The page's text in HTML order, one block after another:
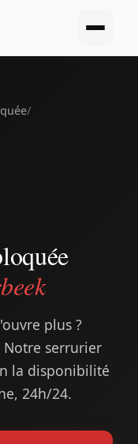
/
plus ?
Notre serrurier
la disponibilité
24h/24.